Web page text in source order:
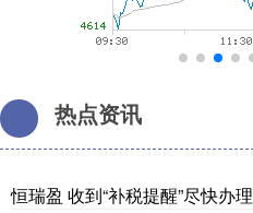
热点资讯
恒瑞盈 收到“补税提醒”尽快办